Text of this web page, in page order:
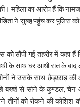
महिला का आरोप हैं कि
ने सुबह पहुंच कर पुलिस
को सौंपी गई तहरीर में
के साथ घर आधी रात के
ने उसके साथ छेड़छाड़ की
बख्शें से सोने के कुण्डल, चेन
को रोकने की कोशिश